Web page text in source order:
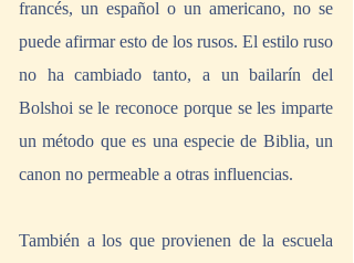
francés, un español o un americano, no se
puede afirmar esto de los rusos. El estilo ruso
no ha cambiado tanto, a un bailarín del
Bolshoi se le reconoce porque se les imparte
un método que es una especie de Biblia, un
canon no permeable a otras influencias.
También a los que provienen de la escuela